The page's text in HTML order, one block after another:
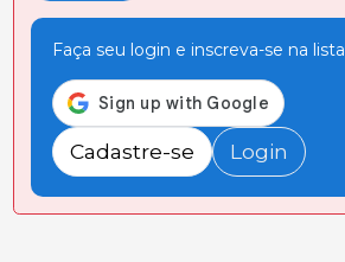
Faça seu login e inscreva-se na lista
Cadastre-se Login